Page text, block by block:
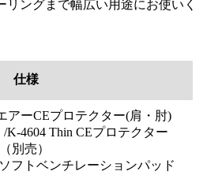
ングまで幅広い用途にお使いく
仕様
アーCEプロテクター(肩・肘)
/K-4604 Thin CEプロテクター
別売）
フトベンチレーションパッド